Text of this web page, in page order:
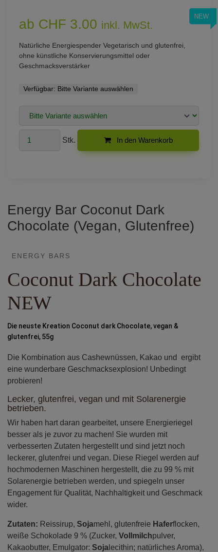
NEW
ab CHF 3.00 inkl. MwSt.
Natürliche Energiespender Vegetarisch und glutenfrei,
ohne künstliche Konservierungsmittel oder
Geschmacksverstärker
Verfügbar: Bitte Variante auswählen
Stk. In den Warenkorb
Energy Bar Coconut Dark
Chocolate (Vegan, Glutenfree)
ENERGY BARS
Coconut Dark Chocolate
NEW
Die neuste Kreation Coconut dark Chocolate, vegan &
glutenfrei, 55g
Die Kombination aus Cashewnüssen, Kakao und ergibt
eine wunderbare Geschmacksexplosion! Unbedingt
probieren!
Lecker, glutenfrei, vegan und mit Solarenergie
betrieben.
Wir haben hart daran gearbeitet, unsere Energieriegel
besser als je zuvor zu machen! Sie wurden mit
verbesserten Zutaten hergestellt und sind jetzt noch
leckerer, glutenfrei und vegan. Diese Riegel werden auf
hochmodernen Maschinen hergestellt, die zu 99 % mit
Solarenergie betrieben werden, und spiegeln unser
Engagement für Qualität, Nachhaltigkeit und Geschmack
wider.
Zutaten: Reissirup, Sojamehl, glutenfreie Haferflocken,
weiße Schokolade 9 % (Zucker, Vollmilchpulver,
Kakaobutter, Emulgator: Soja lecithin; natürliches Aroma),